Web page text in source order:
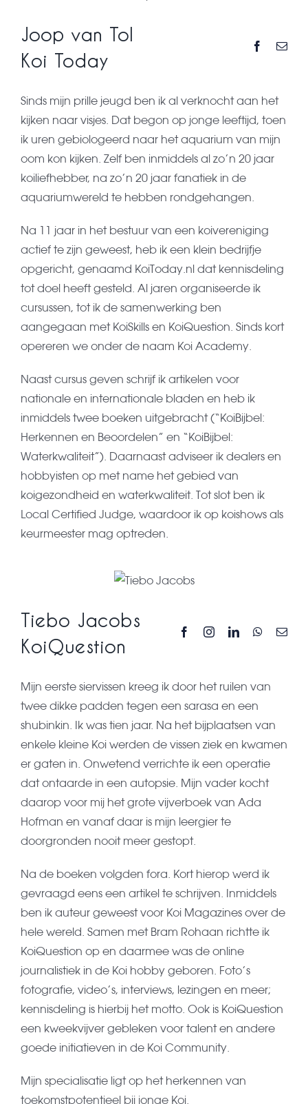
Joop van Tol
Koi Today
Sinds mijn prille jeugd ben ik al verknocht aan het
kijken naar visjes. Dat begon op jonge leeftijd, toen
ik uren gebiologeerd naar het aquarium van mijn
oom kon kijken. Zelf ben inmiddels al zo’n 20 jaar
koiliefhebber, na zo’n 20 jaar fanatiek in de
aquariumwereld te hebben rondgehangen.
Na 11 jaar in het bestuur van een koivereniging
actief te zijn geweest, heb ik een klein bedrijfje
opgericht, genaamd KoiToday.nl dat kennisdeling
tot doel heeft gesteld. Al jaren organiseerde ik
cursussen, tot ik de samenwerking ben
aangegaan met KoiSkills en KoiQuestion. Sinds kort
opereren we onder de naam Koi Academy.
Naast cursus geven schrijf ik artikelen voor
nationale en internationale bladen en heb ik
inmiddels twee boeken uitgebracht (“KoiBijbel:
Herkennen en Beoordelen” en “KoiBijbel:
Waterkwaliteit”). Daarnaast adviseer ik dealers en
hobbyisten op met name het gebied van
koigezondheid en waterkwaliteit. Tot slot ben ik
Local Certified Judge, waardoor ik op koishows als
keurmeester mag optreden.
Tiebo Jacobs
KoiQuestion
Mijn eerste siervissen kreeg ik door het ruilen van
twee dikke padden tegen een sarasa en een
shubinkin. Ik was tien jaar. Na het bijplaatsen van
enkele kleine Koi werden de vissen ziek en kwamen
er gaten in. Onwetend verrichte ik een operatie
dat ontaarde in een autopsie. Mijn vader kocht
daarop voor mij het grote vijverboek van Ada
Hofman en vanaf daar is mijn leergier te
doorgronden nooit meer gestopt.
Na de boeken volgden fora. Kort hierop werd ik
gevraagd eens een artikel te schrijven. Inmiddels
ben ik auteur geweest voor Koi Magazines over de
hele wereld. Samen met Bram Rohaan richtte ik
KoiQuestion op en daarmee was de online
journalistiek in de Koi hobby geboren. Foto’s
fotografie, video’s, interviews, lezingen en meer;
kennisdeling is hierbij het motto. Ook is KoiQuestion
een kweekvijver gebleken voor talent en andere
goede initiatieven in de Koi Community.
Mijn specialisatie ligt op het herkennen van
toekomstpotentieel bij jonge Koi.